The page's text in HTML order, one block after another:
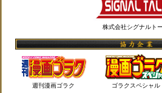
株式会社シグナルト
週刊漫画ゴラク ゴラクスペシャル